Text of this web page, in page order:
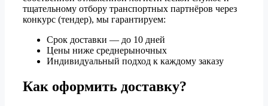
тщательному отбору транспортных партнёров через
конкурс (тендер), мы гарантируем:
Срок доставки — до 10 дней
Цены ниже среднерыночных
Индивидуальный подход к каждому заказу
Как оформить доставку?